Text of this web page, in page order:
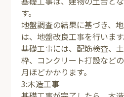
す。
地盤調査の結果に基づき、
は、地盤改良工事を行います
基礎工事には、配筋検査、
枠、コンクリート打設など
月ほどかかります。
3:木造工事